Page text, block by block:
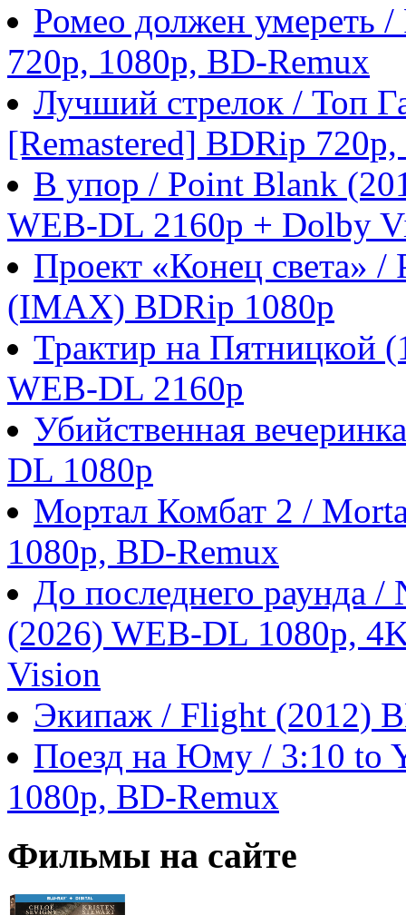
Ромео должен умереть
720p, 1080p, BD-Remux
Лучший стрелок / Топ
[Remastered] BDRip
В упор / Point Blank
WEB-DL 2160p + Dolby
Проект «Конец света»
(IMAX) BDRip 1080p
Трактир на Пятницкой
WEB-DL 2160p
Убийственная
DL 1080p
Мортал Комбат 2 /
1080p, BD-Remux
До последнего раунда
(2026) WEB-DL 1080p,
Vision
Экипаж / Flight (2012)
Поезд на Юму / 3:10 to
1080p, BD-Remux
Фильмы на сайте